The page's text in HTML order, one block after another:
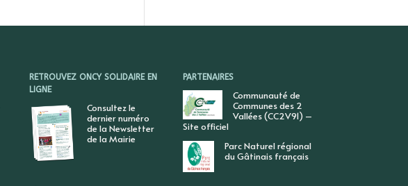
RETROUVEZ ONCY SOLIDAIRE EN
LIGNE
Consultez le
dernier numéro
de la Newsletter
de la Mairie
PARTENAIRES
Communauté de
Communes des 2
Vallées (CC2V91) –
Site officiel
Parc Naturel régional
du Gâtinais français